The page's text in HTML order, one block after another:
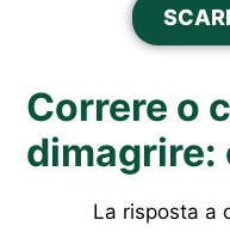
Correre o
dimagrire:
La risposta a